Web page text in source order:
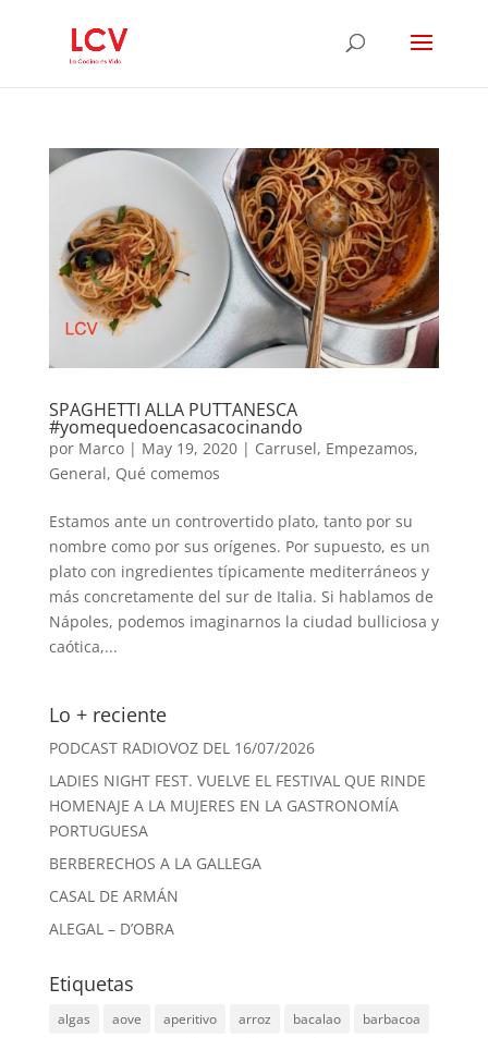
SPAGHETTI ALLA PUTTANESCA
#yomequedoencasacocinando
por Marco| May 19, 2020| Carrusel, Empezamos,
General, Qué comemos
Estamos ante un controvertido plato, tanto por su
nombre como por sus orígenes. Por supuesto, es un
plato con ingredientes típicamente mediterráneos y
más concretamente del sur de Italia. Si hablamos de
Nápoles, podemos imaginarnos la ciudad bulliciosa y
caótica,...
Lo + reciente
PODCAST RADIOVOZ DEL 16/07/2026
LADIES NIGHT FEST. VUELVE EL FESTIVAL QUE RINDE
HOMENAJE A LA MUJERES EN LA GASTRONOMÍA
PORTUGUESA
BERBERECHOS A LA GALLEGA
CASAL DE ARMÁN
ALEGAL – D’OBRA
Etiquetas
algas aove aperitivo arroz bacalao
barbacoa